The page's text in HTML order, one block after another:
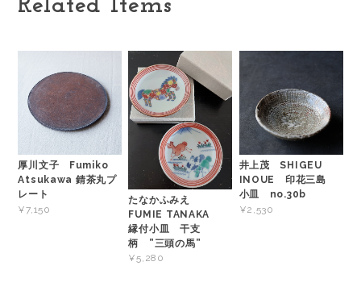
Related Items
厚川文子 Fumiko
Atsukawa 錆茶丸プ
レート
¥7,150
たなかふみえ
FUMIE TANAKA
縁付小皿 干支
柄 ”三頭の馬”
¥5,280
井上茂 SHIGEU
INOUE 印花三島
小皿 no.30b
¥2,530